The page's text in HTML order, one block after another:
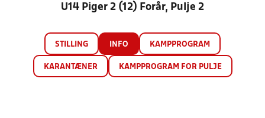
U14 Piger 2 (12) Forår, Pulje 2
STILLING INFO KAMPPROGRAM
KARANTÆNER KAMPPROGRAM FOR PULJE